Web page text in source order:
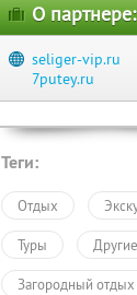
О партнере:
seliger-vip.ru
7putey.ru
Теги:
Отдых
Туры
Загородный отдых